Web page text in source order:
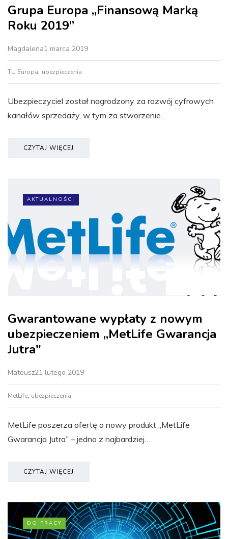
Grupa Europa „Finansową Marką
Roku 2019”
Magdalena1 marca 2019
TU Europa, ubezpieczenia
Ubezpieczyciel został nagrodzony za rozwój cyfrowych
kanałów sprzedaży, w tym za stworzenie…
CZYTAJ WIĘCEJ
AKTUALNOŚCI
Gwarantowane wypłaty z nowym
ubezpieczeniem „MetLife Gwarancja
Jutra"
Mateusz21 lutego 2019
MetLife, ubezpieczenia
MetLife poszerza ofertę o nowy produkt „MetLife
Gwarancja Jutra” – jedno z najbardziej…
CZYTAJ WIĘCEJ
DO PRACY